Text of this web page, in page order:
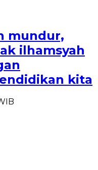
mundur,
ilhamsyah
kita